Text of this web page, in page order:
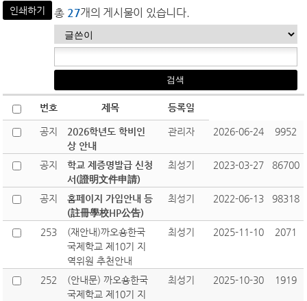
인쇄하기 총 27개의 게시물이 있습니다.
번호 제목 등록일
공지
2026학년도 학비인
상 안내
관리자 2026-06-24 9952
공지
학교 제증명발급 신청
서(證明文件申請)
최성기 2023-03-27 86700
공지
홈페이지 가입안내 등
(註冊學校HP公告)
최성기 2022-06-13 98318
253
(재안내)까오숑한국
국제학교 제10기 지
역위원 추천안내
최성기 2025-11-10 2071
252
(안내문) 까오숑한국
국제학교 제10기 지
최성기 2025-10-30 1919